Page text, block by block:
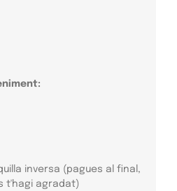
inversa (pagues al final,
t'hagi agradat)